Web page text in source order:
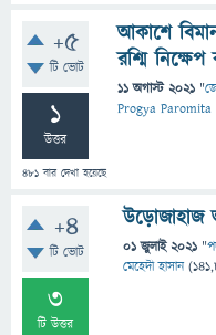
+5
টি ভোট
1
উত্তর
481 বার দেখা হয়েছে
আকাশে
রশ্মি
11 অগাস্ট 2021 "
Progya Paromita
+4
টি ভোট
3
টি উত্তর
উড়োজাহাজ
01 জুলাই 2021 "
মেহেদী হাসান (